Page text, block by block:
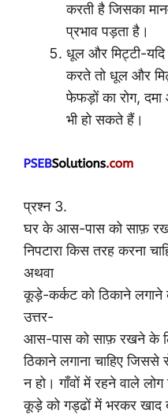
करती है जिसका
प्रभाव पड़ता है।
धूल और मिट्टी-यदि
करते तो धूल और
फेफड़ों का रोग,
भी हो सकते हैं।
प्रश्न 3.
घर के आस-पास को साफ़
निपटारा किस तरह करना
अथवा
कूड़े-कर्कट को ठिकाने लगाने
उत्तर-
आस-पास को साफ़ रखने के
ठिकाने लगाना चाहिए जिससे
न हो। गाँवों में रहने वाले
कूड़े को गड्ढों में भरकर खाद